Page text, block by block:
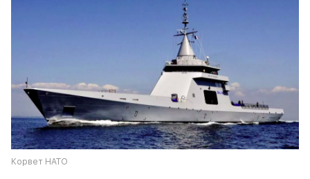
Корвет НАТО